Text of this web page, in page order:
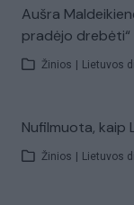
Aušra
pradėjo drebėti“
Žinios Lietuvos
Nufilmuota, kaip
Žinios Lietuvos